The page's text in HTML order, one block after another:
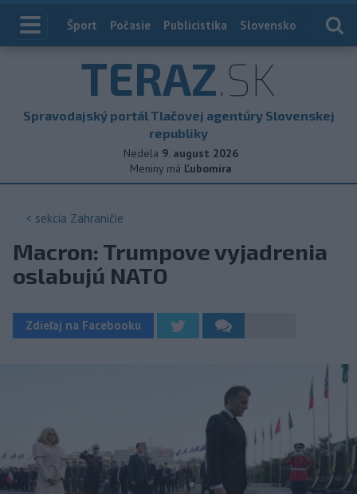
Index
Šport Počasie Publicistika Slovensko
TERAZ.SK
Spravodajský portál Tlačovej agentúry Slovenskej
republiky
Nedela 9. august 2026
Meniny má Ľubomíra
< sekcia Zahraničie
Macron: Trumpove vyjadrenia
oslabujú NATO
Zdieľaj na Facebooku